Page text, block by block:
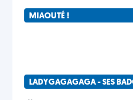
MIAOUTÉ !
LADYGAGAGAGA - SES